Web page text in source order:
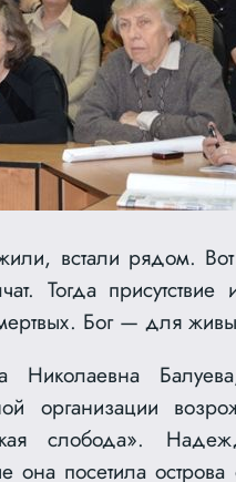
встали рядом.
Тогда присутствие
Бог — для
организации
слобода».
она посетила